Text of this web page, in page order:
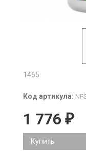
1465
Код артикула:
1 776 ₽
Купить